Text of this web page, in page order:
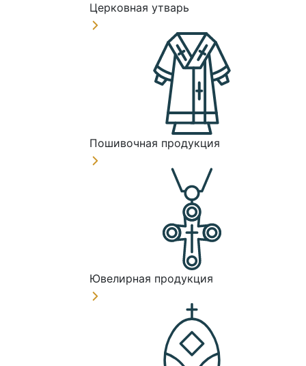
Церковная утварь
Пошивочная продукция
Ювелирная продукция